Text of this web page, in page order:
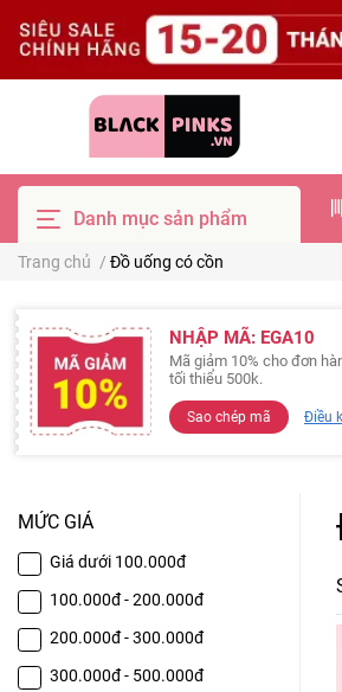
Danh mục sản phẩm
Trang chủ / Đồ uống có cồn
NHẬP MÃ: EGA10
Mã giảm 10% cho đơn
tối thiểu 500k.
Sao chép mã Điều
MỨC GIÁ
Giá dưới 100.000đ
100.000đ - 200.000đ
200.000đ - 300.000đ
300.000đ - 500.000đ